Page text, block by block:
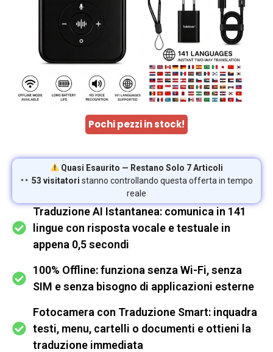
Pochi pezzi in stock!
Quasi Esaurito — Restano Solo 7 Articoli
53 visitatori stanno controllando questa offerta in tempo
reale
Traduzione AI Istantanea: comunica in 141
lingue con risposta vocale e testuale in
appena 0,5 secondi
100% Offline: funziona senza Wi-Fi, senza
SIM e senza bisogno di applicazioni esterne
Fotocamera con Traduzione Smart: inquadra
testi, menu, cartelli o documenti e ottieni la
traduzione immediata